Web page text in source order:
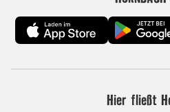
Hier fließt